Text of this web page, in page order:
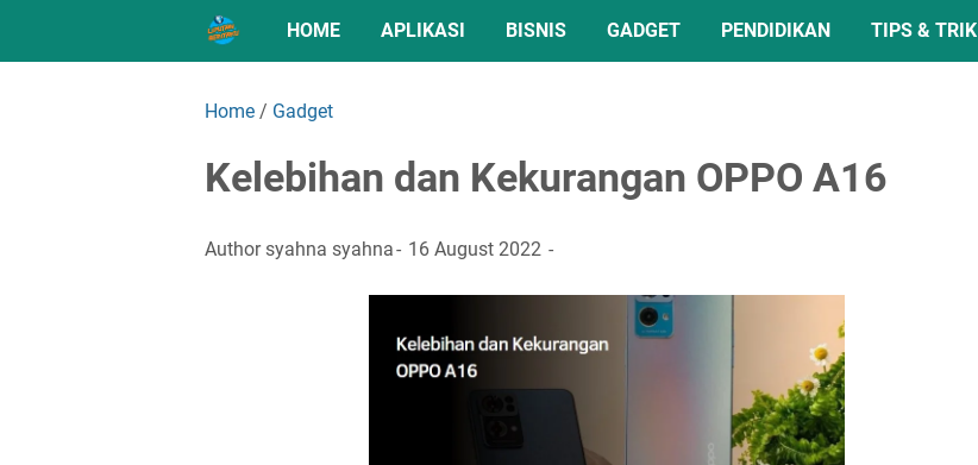
HOME APLIKASI BISNIS GADGET PENDIDIKAN TIPS & TRIK
Home / Gadget
Kelebihan dan Kekurangan OPPO A16
Authorsyahna syahna 16 August 2022